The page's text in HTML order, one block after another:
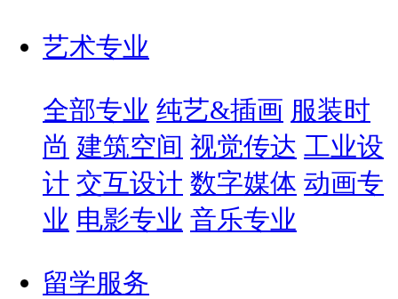
艺术专业
全部专业 纯艺&插画 服装时
尚 建筑空间 视觉传达 工业设
计 交互设计 数字媒体 动画专
业 电影专业 音乐专业
留学服务